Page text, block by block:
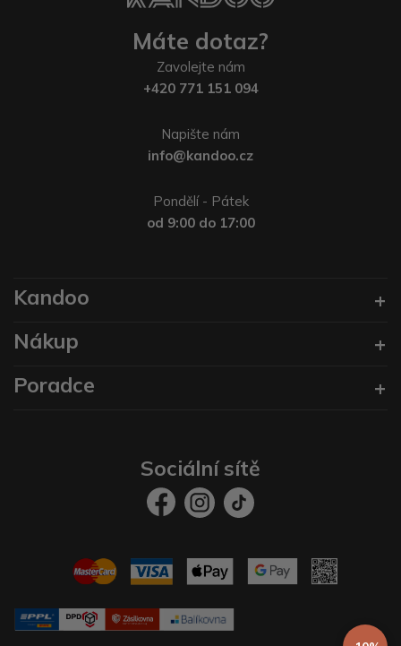
Máte dotaz?
Zavolejte nám
+420 771 151 094
Napište nám
info@kandoo.cz
Pondělí - Pátek
od 9:00 do 17:00
Kandoo
Nákup
Poradce
Sociální sítě